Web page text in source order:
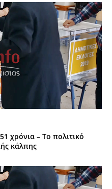
χρόνια – Το πολιτικό
κάλπης